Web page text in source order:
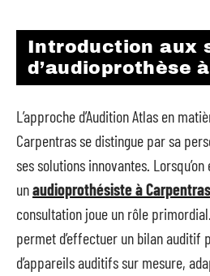
Introduction aux
d’audioprothèse
L’approche d’Audition Atlas en
Carpentras se distingue par sa
ses solutions innovantes.
unaudioprothésiste à Carpentras
consultation joue un rôle
permet d’effectuer un bilan
d’appareils auditifs sur mesure,